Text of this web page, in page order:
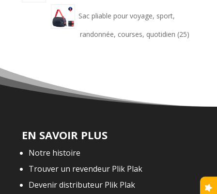
Sac pliable pour voyage, sport,
randonnée, courses, quotidien 2525
EN SAVOIR PLUS
Notre histoire
Trouver un revendeur Plik Plak
Devenir distributeur Plik Plak